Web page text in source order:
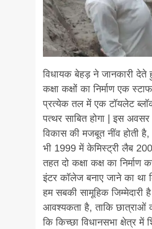
विधायक बेहड़ ने जानकारी
कक्षा कक्षों का निर्माण एक
प्रत्येक तल में एक टॉयलेट
पत्थर साबित होगा | इस
विकास की मजबूत नींव होती
भी 1999 में केमिस्ट्री लैब
तहत दो कक्षा कक्ष का
इंटर कॉलेज बनाए जाने का था
हम सबकी सामूहिक जिम्मेदारी
आवश्यकता है, ताकि छात्राओं
कि किच्छा विधानसभा क्षेत्र